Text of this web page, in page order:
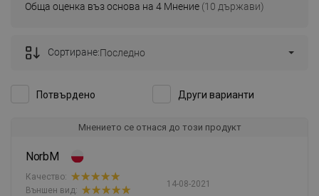
Обща оценка въз основа на 4 Мнение (10 държави)
Потвърдено Други варианти
Сортиране:Последно
Мнението се отнася до този продукт
NorbM
14-08-2021
Качество:
Външен вид: